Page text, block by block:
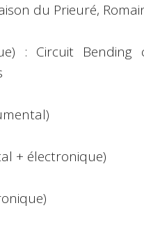
du Prieuré,
: Circuit
+ électronique)